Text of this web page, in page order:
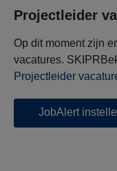
Projectleider
Op dit moment zijn
vacatures. SKIPR
Projectleider
JobAlert